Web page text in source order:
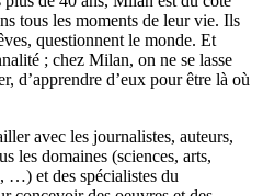
tous les moments de leur vie. Ils
questionnent le monde. Et
; chez Milan, on ne se lasse
d’apprendre d’eux pour être là où
avec les journalistes, auteurs,
les domaines (sciences, arts,
…) et des spécialistes du